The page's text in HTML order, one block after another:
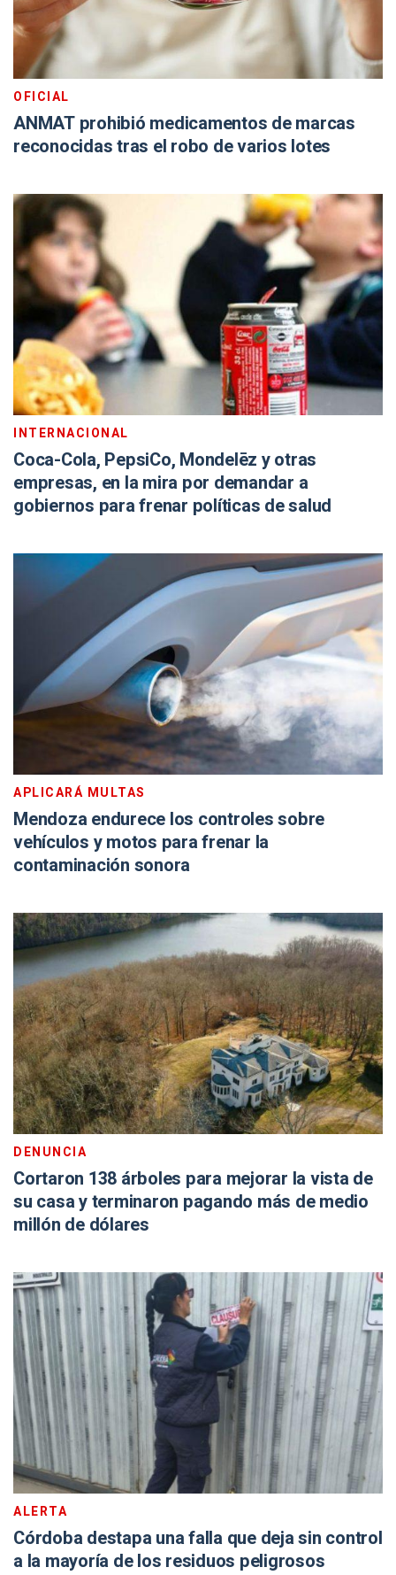
OFICIAL
ANMAT prohibió medicamentos de marcas
reconocidas tras el robo de varios lotes
INTERNACIONAL
Coca-Cola, PepsiCo, Mondelēz y otras
empresas, en la mira por demandar a
gobiernos para frenar políticas de salud
APLICARÁ MULTAS
Mendoza endurece los controles sobre
vehículos y motos para frenar la
contaminación sonora
DENUNCIA
Cortaron 138 árboles para mejorar la vista de
su casa y terminaron pagando más de medio
millón de dólares
ALERTA
Córdoba destapa una falla que deja sin control
a la mayoría de los residuos peligrosos